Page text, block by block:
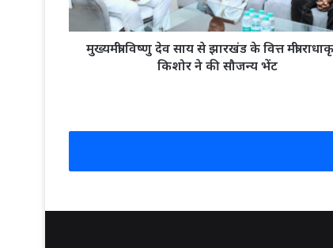
वित्त
मंत्री
राधाकृष्ण
भेंट
मुख्यमंत्री विष्णु देव साय से झारखंड के वित्त मंत्री
किशोर ने की सौजन्य भेंट